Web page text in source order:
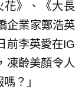
花》、《大長
企業家鄭浩英
前李英愛在IG
凍齡美顏令人
？」